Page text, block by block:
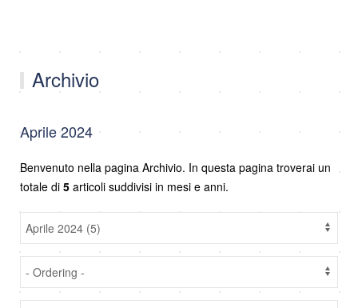
Archivio
Aprile 2024
Benvenuto nella pagina Archivio. In questa pagina troverai un
totale di 5 articoli suddivisi in mesi e anni.